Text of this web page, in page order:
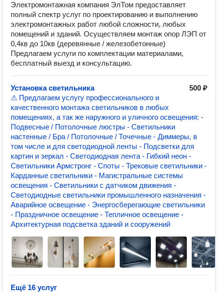
Электромонтажная компания ЭлТом предоставляет
полный спектр услуг по проектированию и выполнению
электромонтажных работ любой сложности, любых
помещений и зданий. Осуществляем монтаж опор ЛЭП от
0,4кв до 10кв (деревянные / железобетонные)
Предлагаем услуги по комплектации материалами,
бесплатный выезд и консультацию.
Установка светильника
500 ₽
⚠ Предлагаем услугу профессионального и
качественного монтажа светильников в любых
помещениях, а так же наружного и уличного освещения: -
Подвесные / Потолочные люстры - Светильники
настенные / Бра / Потолочные / Точечные - Диммеры, в
том числе и для светодиодной ленты - Подсветки для
картин и зеркал - Светодиодная лента - Гибкий неон -
Светильники Армстронг - Споты - Трековые светильники -
Карданные светильники - Магистральные системы
освещения - Светильники с датчиком движения -
Светодиодные светильники промышленного назначения -
Аварийное освещение - Энергосберегающие светильники
- Праздничное освещение - Тепличное освещение -
Архитектурная подсветка зданий и сооружений
Ещё 16 услуг